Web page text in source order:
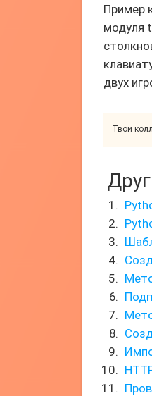
Пример
модуля
двух
Твои